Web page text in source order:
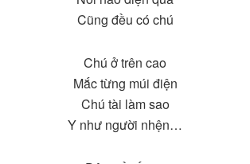
Cũng đều có chú
Chú ở trên cao
Mắc từng múi điện
Chú tài làm sao
Y như người nhện…